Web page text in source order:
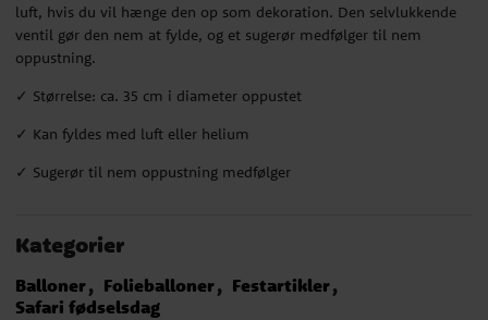
luft, hvis du vil hænge den op som dekoration. Den selvlukkende
ventil gør den nem at fylde, og et sugerør medfølger til nem
oppustning.
✓ Størrelse: ca. 35 cm i diameter oppustet
✓ Kan fyldes med luft eller helium
✓ Sugerør til nem oppustning medfølger
Kategorier
Balloner Folieballoner
Festartikler
Safari fødselsdag